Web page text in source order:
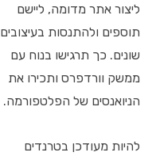
ליצור אתר מדומה, ליישם
תוספים ולהתנסות בעיצובים
שונים. כך תרגישו בנוח עם
ממשק וורדפרס ותכירו את
הניואנסים של הפלטפורמה.
להיות מעודכן בטרנדים